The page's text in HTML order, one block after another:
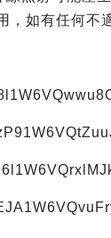
，如有任何不